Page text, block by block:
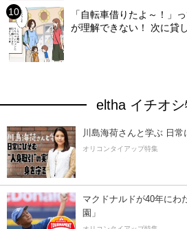
「自転車借りたよ～！」
が理解できない！ 次に貸
eltha イチオ
川島海荷さんと学ぶ 日常
オリコンタイアップ特集
マクドナルドが40年にわ
園」